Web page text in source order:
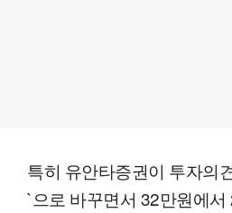
특히 유안타증권이 투자의
`으로 바꾸면서 32만원에